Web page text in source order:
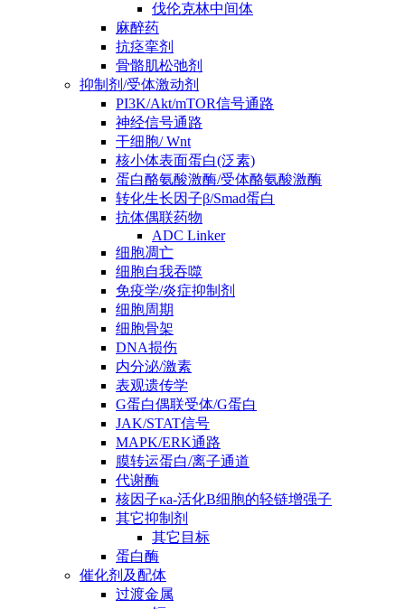
伐伦克林中间体
麻醉药
抗痉挛剂
骨骼肌松弛剂
抑制剂/受体激动剂
PI3K/Akt/mTOR信号通路
神经信号通路
干细胞/ Wnt
核小体表面蛋白(泛素)
蛋白酪氨酸激酶/受体酪氨酸激酶
转化生长因子β/Smad蛋白
抗体偶联药物
ADC Linker
细胞凋亡
细胞自我吞噬
免疫学/炎症抑制剂
细胞周期
细胞骨架
DNA损伤
内分泌/激素
表观遗传学
G蛋白偶联受体/G蛋白
JAK/STAT信号
MAPK/ERK通路
膜转运蛋白/离子通道
代谢酶
核因子κa-活化B细胞的轻链增强子
其它抑制剂
其它目标
蛋白酶
催化剂及配体
过渡金属